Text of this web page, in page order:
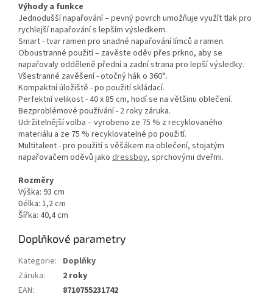
Výhody a funkce
Jednodušší napařování – pevný povrch umožňuje využít tlak pro
rychlejší napařování s lepším výsledkem.
Smart - tvar ramen pro snadné napařování límců a ramen.
Oboustranné použití – zavěste oděv přes prkno, aby se
napařovaly odděleně přední a zadní strana pro lepší výsledky.
Všestranné zavěšení - otočný hák o 360°.
Kompaktní úložiště - po použití skládací.
Perfektní velikost - 40 x 85 cm, hodí se na většinu oblečení.
Bezproblémové používání - 2 roky záruka.
Udržitelnější volba – vyrobeno ze 75 % z recyklovaného
materiálu a ze 75 % recyklovatelné po použití.
Multitalent - pro použití s věšákem na oblečení, stojatým
napařovačem oděvů jako dressboy, sprchovými dveřmi.
Rozměry
Výška: 93 cm
Délka: 1,2 cm
Šířka: 40,4 cm
Doplňkové parametry
Kategorie: Doplňky
Záruka:
2 roky
EAN: 8710755231742